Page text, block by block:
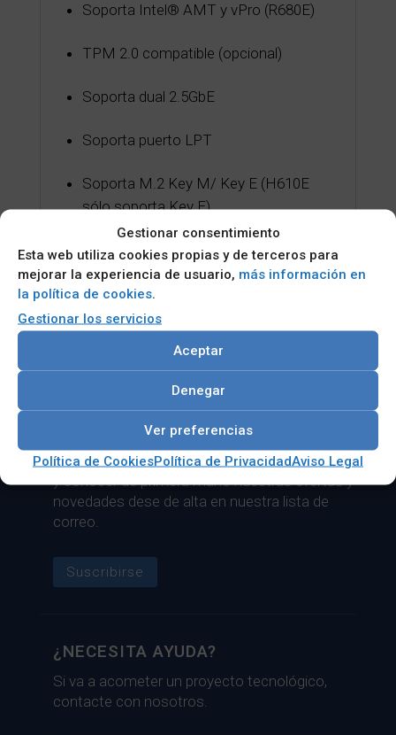
Gestionar consentimiento
Esta web utiliza cookies propias y de terceros para
mejorar la experiencia de usuario, más información en
la política de cookies.
Gestionar los servicios
Aceptar
Denegar
Ver preferencias
Política de CookiesPolítica de PrivacidadAviso Legal
Soporta Intel® AMT y vPro (R680E)
TPM 2.0 compatible (opcional)
Soporta dual 2.5GbE
Soporta puerto LPT
Soporta M.2 Key M/ Key E (H610E
sólo soporta Key E)
Soporta PCIe 4.0 a través de los
dedos dorados
Categorías:BOARDS AND MODULOS,CPU PICMG 1.3,
DCP PICMG 1.3 de tamaño completo
LISTA DE CORREO
Si necesita estar al día del sector tecnológico
y conocer de primera mano nuestras ofertas y
novedades dese de alta en nuestra lista de
correo.
Suscribirse
¿NECESITA AYUDA?
Si va a acometer un proyecto tecnológico,
contacte con nosotros.